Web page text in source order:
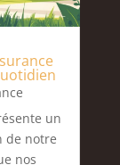
un
de notre
nos